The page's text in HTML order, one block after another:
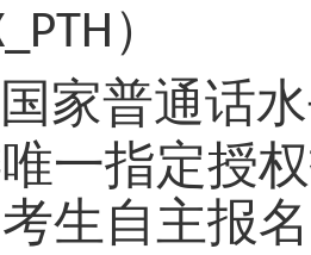
）
家普通话
一指定授
生自主报